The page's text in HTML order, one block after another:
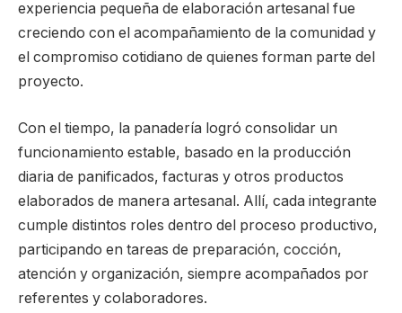
experiencia pequeña de elaboración artesanal fue
creciendo con el acompañamiento de la comunidad y
el compromiso cotidiano de quienes forman parte del
proyecto.
Con el tiempo, la panadería logró consolidar un
funcionamiento estable, basado en la producción
diaria de panificados, facturas y otros productos
elaborados de manera artesanal. Allí, cada integrante
cumple distintos roles dentro del proceso productivo,
participando en tareas de preparación, cocción,
atención y organización, siempre acompañados por
referentes y colaboradores.